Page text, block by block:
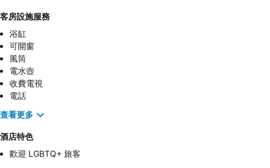
客房設施服務
浴缸
可開窗
風筒
電水壺
收費電視
電話
查看更多
酒店特色
歡迎 LGBTQ+ 旅客